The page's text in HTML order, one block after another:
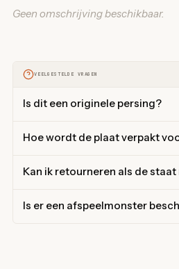
Geen omschrijving beschikbaar.
VEELGESTELDE VRAGEN
Is dit een originele persing?
Hoe wordt de plaat verpakt
Kan ik retourneren als de
Is er een afspeelmonster